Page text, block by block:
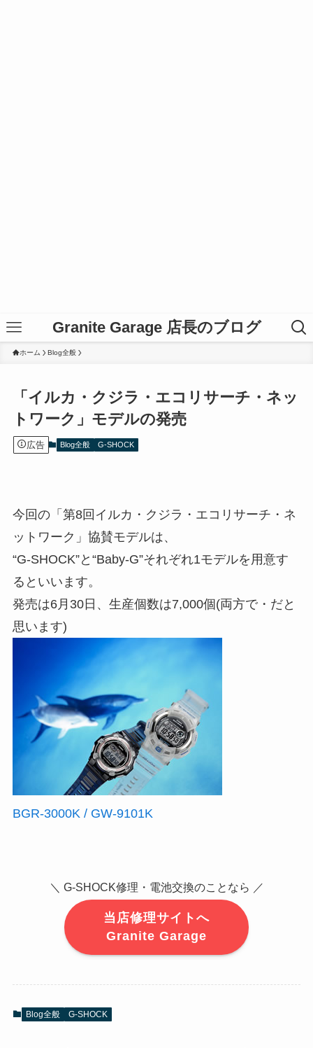
Granite Garage 店長のブログ
ホーム Blog全般
「イルカ・クジラ・エコリサーチ・ネッ
トワーク」モデルの発売
広告 Blog全般 G-SHOCK
今回の「第8回イルカ・クジラ・エコリサーチ・ネ
ットワーク」協賛モデルは、
“G-SHOCK”と“Baby-G”それぞれ1モデルを用意す
るといいます。
発売は6月30日、生産個数は7,000個(両方で・だと
思います)
BGR-3000K / GW-9101K
＼ G-SHOCK修理・電池交換のことなら ／
当店修理サイトへ
Granite Garage
Blog全般 G-SHOCK